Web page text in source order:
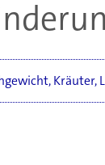
, Kräuter,